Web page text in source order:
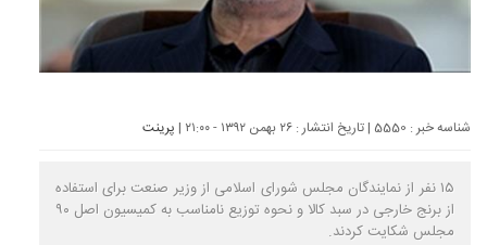
شناسه خبر : 5550 | تاریخ انتشار : ۲۶ بهمن ۱۳۹۲ - ۲۱:۰۰ | پرینت
۱۵ نفر از نمایندگان مجلس شورای اسلامی از وزیر صنعت برای استفاده
از برنج خارجی در سبد کالا و نحوه توزیع نامناسب به کمیسیون اصل ۹۰
مجلس شکایت کردند.